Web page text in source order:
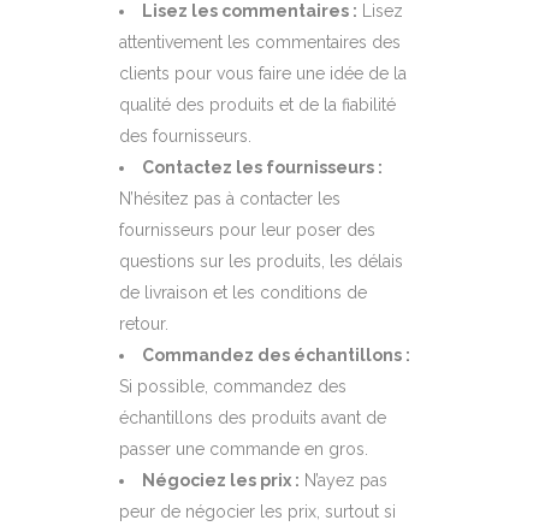
Lisez les commentaires : Lisez
attentivement les commentaires des
clients pour vous faire une idée de la
qualité des produits et de la fiabilité
des fournisseurs.
Contactez les fournisseurs :
N’hésitez pas à contacter les
fournisseurs pour leur poser des
questions sur les produits, les délais
de livraison et les conditions de
retour.
Commandez des échantillons :
Si possible, commandez des
échantillons des produits avant de
passer une commande en gros.
Négociez les prix : N’ayez pas
peur de négocier les prix, surtout si